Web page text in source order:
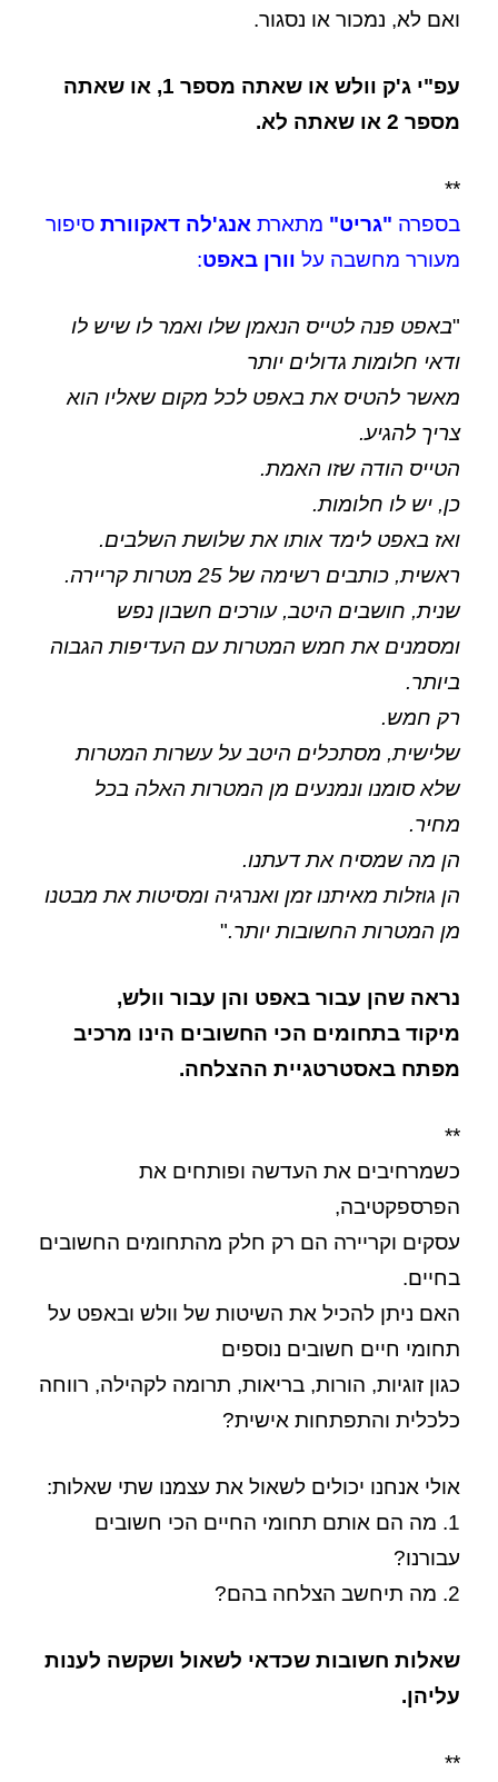
ואם לא, נמכור או נסגור.
עפ"י ג'ק וולש או שאתה מספר 1, או שאתה
מספר 2 או שאתה לא.
**
בספרה "גריט" מתארת אנג'לה דאקוורת סיפור
מעורר מחשבה על וורן באפט:
"באפט פנה לטייס הנאמן שלו ואמר לו שיש לו
ודאי חלומות גדולים יותר
מאשר להטיס את באפט לכל מקום שאליו הוא
צריך להגיע.
הטייס הודה שזו האמת.
כן, יש לו חלומות.
ואז באפט לימד אותו את שלושת השלבים.
ראשית, כותבים רשימה של 25 מטרות קריירה.
שנית, חושבים היטב, עורכים חשבון נפש
ומסמנים את חמש המטרות עם העדיפות הגבוה
ביותר.
רק חמש.
שלישית, מסתכלים היטב על עשרות המטרות
שלא סומנו ונמנעים מן המטרות האלה בכל
מחיר.
הן מה שמסיח את דעתנו.
הן גוזלות מאיתנו זמן ואנרגיה ומסיטות את מבטנו
מן המטרות החשובות יותר."
נראה שהן עבור באפט והן עבור וולש,
מיקוד בתחומים הכי החשובים הינו מרכיב
מפתח באסטרטגיית ההצלחה.
**
כשמרחיבים את העדשה ופותחים את
הפרספקטיבה,
עסקים וקריירה הם רק חלק מהתחומים החשובים
בחיים.
האם ניתן להכיל את השיטות של וולש ובאפט על
תחומי חיים חשובים נוספים
כגון זוגיות, הורות, בריאות, תרומה לקהילה, רווחה
כלכלית והתפתחות אישית?
אולי אנחנו יכולים לשאול את עצמנו שתי שאלות:
1. מה הם אותם תחומי החיים הכי חשובים
עבורנו?
2. מה תיחשב הצלחה בהם?
שאלות חשובות שכדאי לשאול ושקשה לענות
עליהן.
**